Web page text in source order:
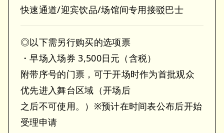
快速通道/迎宾饮品/场馆间专用接驳巴士
◎以下需另行购买的选项票
・早场入场券 3,500日元（含税）
附带序号的门票，可于开场时作为首批观众
优先进入舞台区域（开场后
之后不可使用。）※预计在时间表公布后开始
受理申请